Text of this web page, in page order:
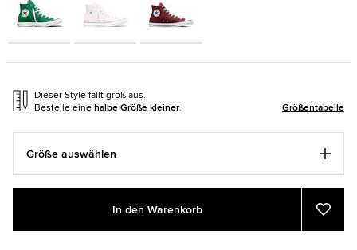
Dieser Style fällt groß aus.
Bestelle einehalbe Größe kleiner. Größentabelle
Größe auswählen
Add
cart
Product
In den Warenkorb
Zu